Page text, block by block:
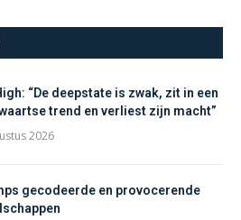
“De deepstate is zwak, zit in een
trend en verliest zijn macht”
2026
gecodeerde en provocerende